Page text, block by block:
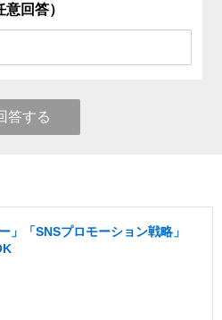
回答）
答する
」「SNSプロモーション戦略」